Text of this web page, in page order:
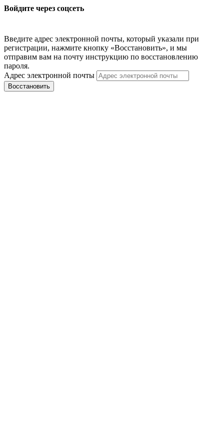
Войдите через соцсеть
Введите адрес электронной почты, который указали при
регистрации, нажмите кнопку «Восстановить», и мы
отправим вам на почту инструкцию по восстановлению
пароля.
Адрес электронной почты